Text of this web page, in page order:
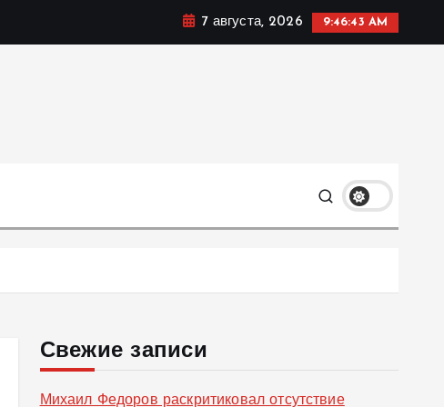
7 августа, 2026 9:46:44 AM
Свежие записи
Михаил Федоров раскритиковал отсутствие